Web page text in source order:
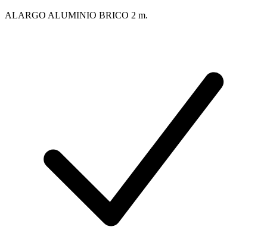
ALARGO ALUMINIO BRICO 2 m.